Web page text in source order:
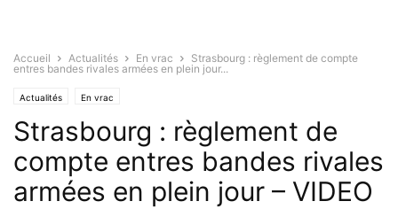
Accueil Actualités En vrac
Strasbourg : règlement de compte
entres bandes rivales armées en plein jour...
Actualités En vrac
Strasbourg : règlement de
compte entres bandes rivales
armées en plein jour – VIDEO